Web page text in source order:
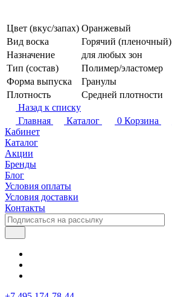
Цвет (вкус/запах) Оранжевый
Вид воска
Горячий (пленочный)
Назначение
для любых зон
Тип (состав)
Полимер/эластомер
Форма выпуска
Гранулы
Плотность
Средней плотности
Назад к списку
Главная
Каталог 0 Корзина
Кабинет
Каталог
Акции
Бренды
Блог
Условия оплаты
Условия доставки
Контакты